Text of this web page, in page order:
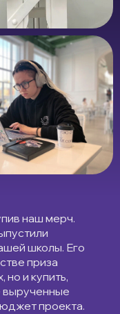
наш мерч.
школы. Его
приза
но и купить,
вырученные
проекта.